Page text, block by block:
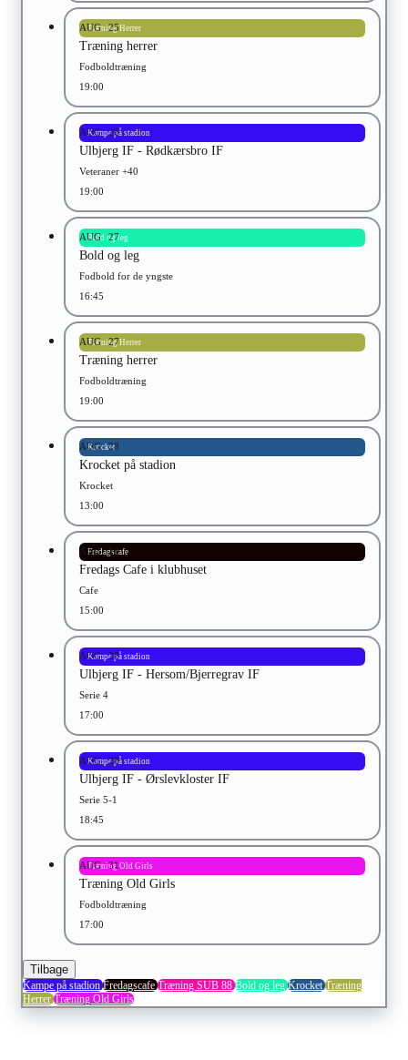
Træning Herrer
AUG 25
Træning herrer
Fodboldtræning
19:00
Kampe på stadion
AUG 26
Ulbjerg IF - Rødkærsbro IF
Veteraner +40
19:00
Bold og leg
AUG 27
Bold og leg
Fodbold for de yngste
16:45
Træning Herrer
AUG 27
Træning herrer
Fodboldtræning
19:00
Krocket
AUG 28
Krocket på stadion
Krocket
13:00
Fredagscafe
AUG 28
Fredags Cafe i klubhuset
Cafe
15:00
Kampe på stadion
AUG 28
Ulbjerg IF - Hersom/Bjerregrav IF
Serie 4
17:00
Kampe på stadion
AUG 28
Ulbjerg IF - Ørslevkloster IF
Serie 5-1
18:45
Træning Old Girls
AUG 31
Træning Old Girls
Fodboldtræning
17:00
Tilbage
Kampe på stadionFredagscafeTræning SUB 88Bold og legKrocketTræning
HerrerTræning Old Girls